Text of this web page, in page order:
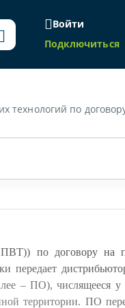
Войти
Подключиться
имени, но под товарным знаком разработчика. Разработчик получает от дистрибьютора доход в виде отчислений за распространение ПО в
по договору на
передает
– ПО), числящееся у
территории. ПО